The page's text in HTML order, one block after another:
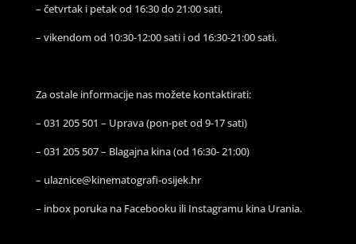
– četvrtak i petak od 16:30 do 21:00 sati,
– vikendom od 10:30-12:00 sati i od 16:30-21:00 sati.
Za ostale informacije nas možete kontaktirati:
– 031 205 501 – Uprava (pon-pet od 9-17 sati)
– 031 205 507 – Blagajna kina (od 16:30- 21:00)
– ulaznice@kinematografi-osijek.hr
– inbox poruka na Facebooku ili Instagramu kina Urania.